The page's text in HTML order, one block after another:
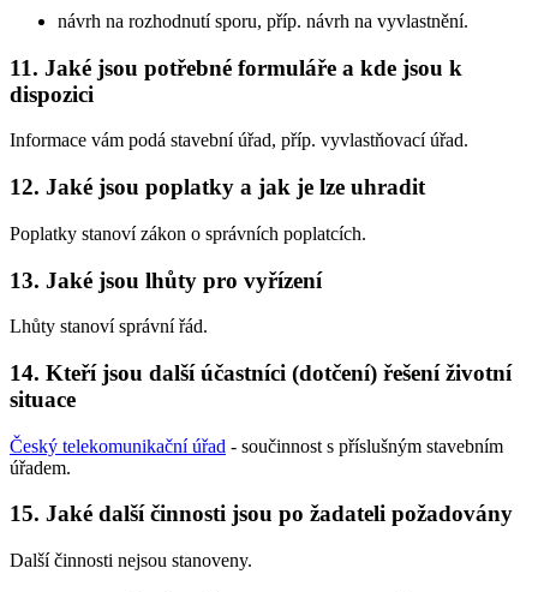
návrh na rozhodnutí sporu, příp. návrh na vyvlastnění.
11. Jaké jsou potřebné formuláře a kde jsou k
dispozici
Informace vám podá stavební úřad, příp. vyvlastňovací úřad.
12. Jaké jsou poplatky a jak je lze uhradit
Poplatky stanoví zákon o správních poplatcích.
13. Jaké jsou lhůty pro vyřízení
Lhůty stanoví správní řád.
14. Kteří jsou další účastníci (dotčení) řešení životní
situace
Český telekomunikační úřad - součinnost s příslušným stavebním
úřadem.
15. Jaké další činnosti jsou po žadateli požadovány
Další činnosti nejsou stanoveny.